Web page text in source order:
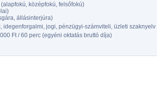
középfokú, felsőfokú)
állásinterjúra)
idegenforgalmi, jogi, pénzügyi-számviteli, üzleti szaknyelv
Ft / 60 perc (egyéni oktatás bruttó díja)